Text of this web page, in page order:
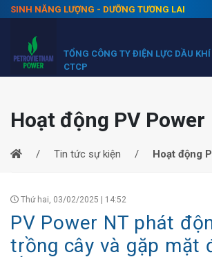
SINH NĂNG LƯỢNG - DƯỠNG TƯƠNG LAI
TỔNG CÔNG TY ĐIỆN LỰC DẦU
CTCP
Hoạt động PV Power
Tin tức sự kiện Hoạt động
Thứ hai, 03/02/2025 | 14:52
PV Power NT phát
trồng cây và gặp mặt